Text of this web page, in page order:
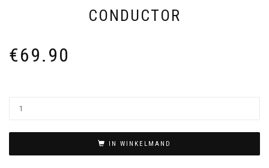
CONDUCTOR
€69.90
IN WINKELMAND